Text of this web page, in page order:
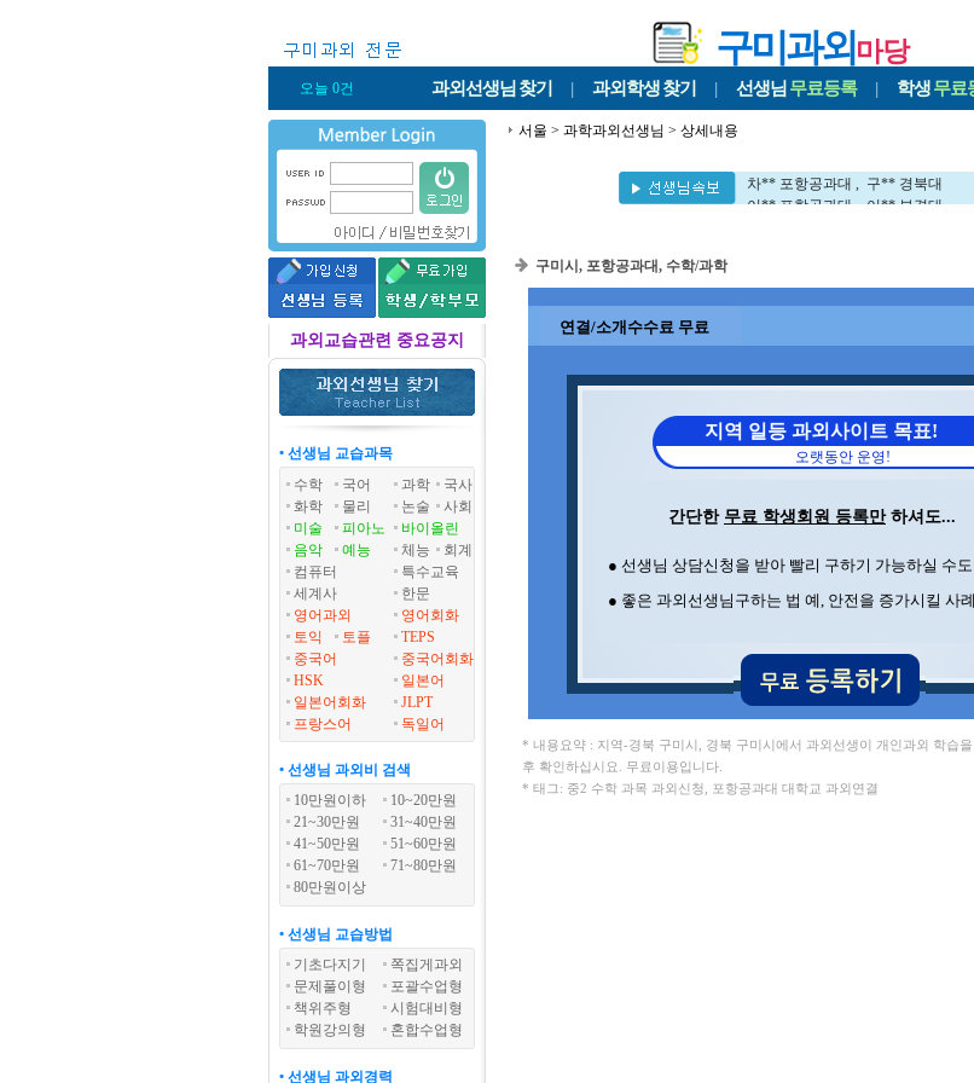
구미과외마당
오늘 0건 과외선생님 찾기 | 과외학생찾기 | 선생님 무료등록 | 학생무료
과외교습관련 중요공지
• 선생님 교습과목
수학
국어 과학
국사
화학
물리 논술
사회
미술
피아노
바이올린
음악
예능 체능
회계
컴퓨터
특수교육
세계사
한문
영어과외
영어회화
토익
토플
TEPS
중국어
중국어회화
HSK
일본어
일본어회화
JLPT
프랑스어
독일어
• 선생님 과외비 검색
10만원이하
10~20만원
21~30만원
31~40만원
41~50만원
51~60만원
61~70만원
71~80만원
80만원이상
• 선생님 교습방법
기초다지기
쪽집게과외
문제풀이형
포괄수업형
책위주형
시험대비형
학원강의형
혼합수업형
• 선생님 과외경력
서울 > 과학과외선생님 > 상세내용
차** 포항공과대 , 구** 경북대
이** 포항공과대 , 이** 부경대
장** 포항공과대 , 이** UNIST대
김** 포항공과대 , 김** 포항공과대
신** 포항공과대
문** 포항공과대 , 이** 포항공과대
차** 포항공과대 , 구** 경북대
이** 포항공과대 , 이** 부경대
이** 서강대 , 이** 포항공과대
정** 포항공과대 , 김** 포항공과대
김** 포항공과대 , 김** 포항공과대
권** 포항공과대 , 김** 세멜바이스
구미시, 포항공과대, 수학/과학
연결/소개수수료 무료
지역 일등 과외사이트 목표!
오랫동안 운영!
간단한 무료 학생회원 등록만하셔도...
● 선생님 상담신청을 받아 빨리 구하기 가능하실 수
● 좋은 과외선생님구하는 법 예, 안전을 증가시킬 사
* 내용요약 : 지역-경북 구미시, 경북 구미시에서 과외선생이 개인과외 학습
후 확인하십시요. 무료이용입니다.
* 태그: 중2 수학 과목 과외신청, 포항공과대 대학교 과외연결